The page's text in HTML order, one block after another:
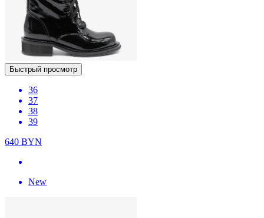
Быстрый просмотр
36
37
38
39
640 BYN
New